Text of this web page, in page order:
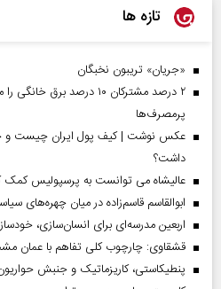
تازه ها
«جریان» تریبون نخبگان
۲ درصد مشترکان ۱۰ درصد
پرمصرف‌ها
عکس نوشت | کیف پول ایران چیست و
داشت؟
عالیشاه می توانست به پرسپولیس کمک
ابوالقاسم قاسم‌زاده در میان چهره‌های
اربعین مدرسه‌ای برای انسان‌سازی،
قشقاوی: چارچوب کلی تفاهم با
پنطیکاستی، کاریزماتیک و جنبش